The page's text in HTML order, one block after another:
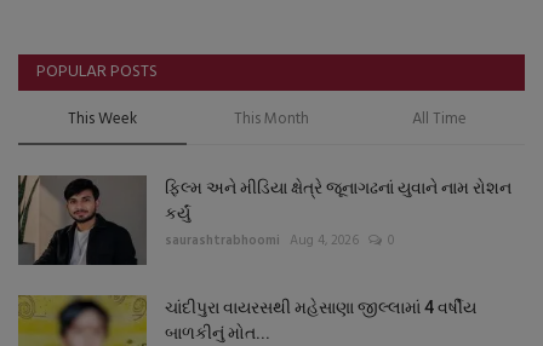
POPULAR POSTS
This Week This Month All Time
ફિલ્મ અને મીડિયા ક્ષેત્રે જૂનાગઢનાં યુવાને નામ રોશન
કર્યું
saurashtrabhoomi Aug 4, 2026 0
ચાંદીપુરા વાયરસથી મહેસાણા જીલ્લામાં 4 વર્ષીય
બાળકીનું મોત...